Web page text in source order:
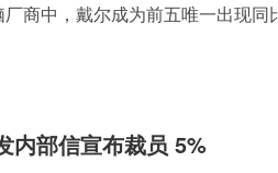
商中，戴尔成为前五唯一出现
内部信宣布裁员 5%